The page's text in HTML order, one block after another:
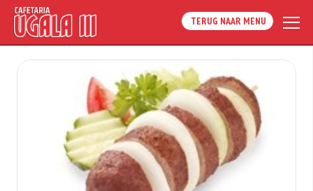
TERUG NAAR MENU